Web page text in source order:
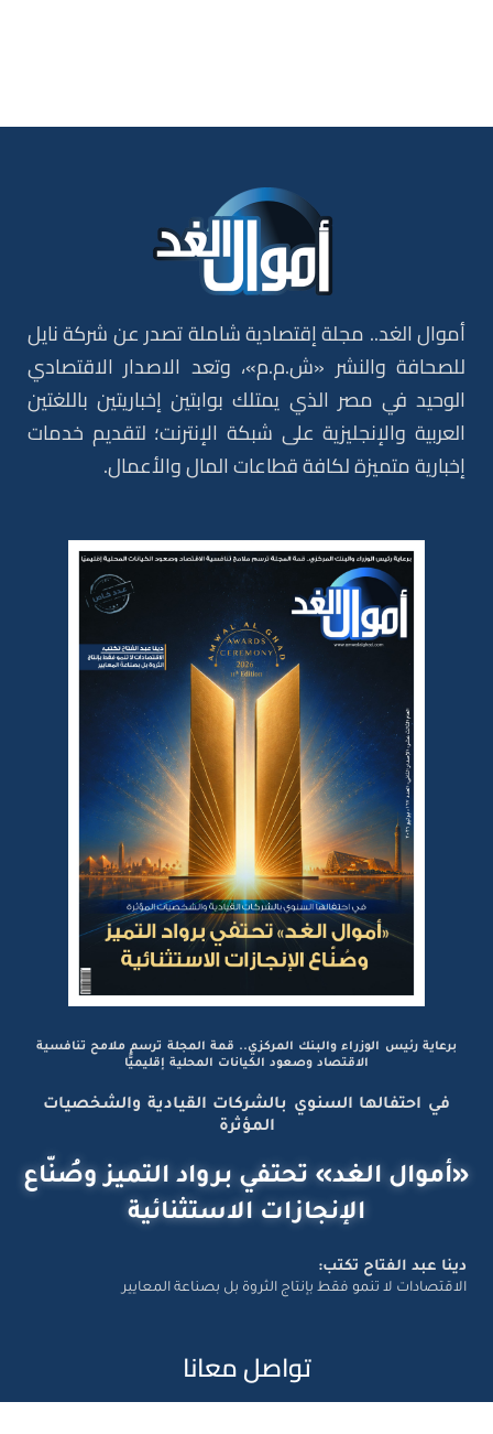
أموال الغد.. مجلة إقتصادية شاملة تصدر عن شركة نايل
للصحافة والنشر «ش.م.م»، وتعد الاصدار الاقتصادي
الوحيد في مصر الذي يمتلك بوابتين إخباريتين باللغتين
العربية والإنجليزية على شبكة الإنترنت؛ لتقديم خدمات
إخبارية متميزة لكافة قطاعات المال والأعمال.
برعاية رئيس الوزراء والبنك المركزي.. قمة المجلة ترسم ملامح تنافسية
الاقتصاد وصعود الكيانات المحلية إقليميًّا
في احتفالها السنوي بالشركات القيادية والشخصيات
المؤثرة
«أموال الغد» تحتفي برواد التميز وصُنّاع
الإنجازات الاستثنائية
دينا عبد الفتاح تكتب:
الاقتصادات لا تنمو فقط بإنتاج الثروة بل بصناعة المعايير
تواصل معانا